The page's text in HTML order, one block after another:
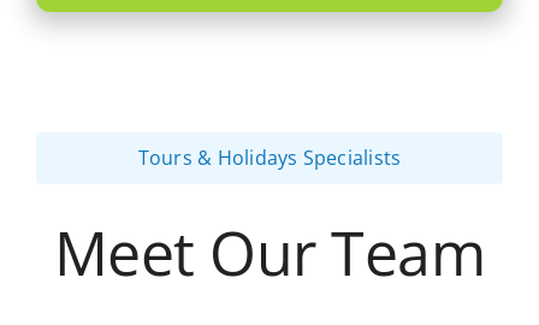
Tours & Holidays Specialists
Meet Our Team